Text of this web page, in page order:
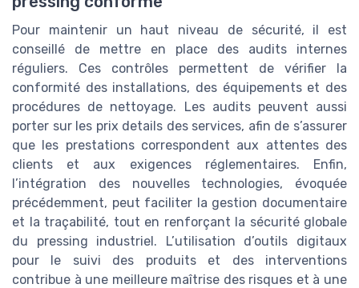
Pour maintenir un haut niveau de sécurité, il est
conseillé de mettre en place des audits internes
réguliers. Ces contrôles permettent de vérifier la
conformité des installations, des équipements et des
procédures de nettoyage. Les audits peuvent aussi
porter sur les prix details des services, afin de s’assurer
que les prestations correspondent aux attentes des
clients et aux exigences réglementaires. Enfin,
l’intégration des nouvelles technologies, évoquée
précédemment, peut faciliter la gestion documentaire
et la traçabilité, tout en renforçant la sécurité globale
du pressing industriel. L’utilisation d’outils digitaux
pour le suivi des produits et des interventions
contribue à une meilleure maîtrise des risques et à une